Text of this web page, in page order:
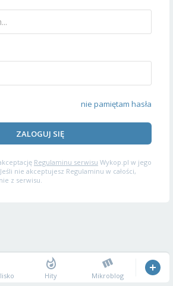
nie pamiętam hasła
ZALOGUJ SIĘ
Regulaminu serwisu Wykop.pl w jego
nie akceptujesz Regulaminu w całości,
z serwisu.
Hity Mikroblog